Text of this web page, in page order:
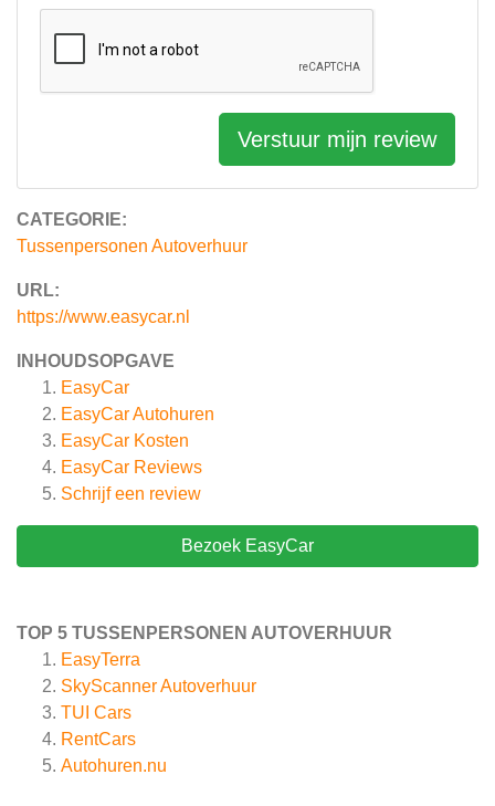
CATEGORIE:
Tussenpersonen Autoverhuur
URL:
https://www.easycar.nl
INHOUDSOPGAVE
EasyCar
EasyCar Autohuren
EasyCar Kosten
EasyCar Reviews
Schrijf een review
Bezoek EasyCar
TOP 5 TUSSENPERSONEN AUTOVERHUUR
EasyTerra
SkyScanner Autoverhuur
TUI Cars
RentCars
Autohuren.nu
Verstuur mijn review